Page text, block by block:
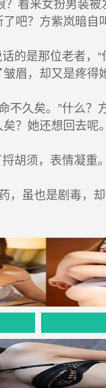
吧？方紫岚暗自
的是那位老者
眉，却又是疼得
不久矣。”什么？
？她还想回去呢。
须，表情凝重
虽也是剧毒，